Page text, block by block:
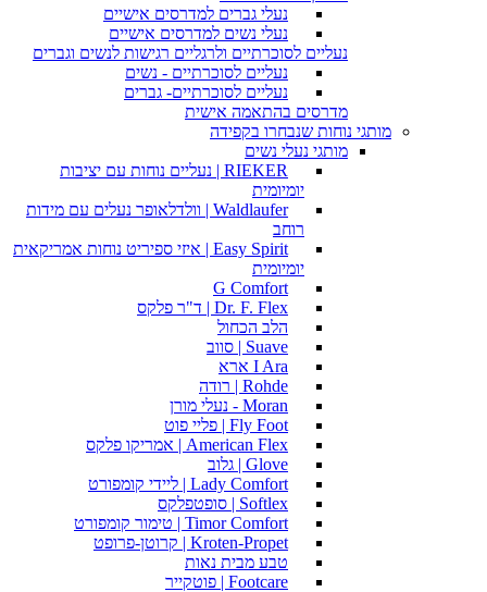
נעלי גברים למדרסים אישיים
נעלי נשים למדרסים אישיים
נעליים לסוכרתיים ולרגליים רגישות לנשים וגברים
נעליים לסוכרתיים - נשים
נעליים לסוכרתיים- גברים
מדרסים בהתאמה אישית
מותגי נוחות שנבחרו בקפידה
מותגי נעלי נשים
RIEKER | נעליים נוחות עם יציבות
יומיומית
Waldlaufer | וולדלאופר נעלים עם מידות
רוחב
Easy Spirit | איזי ספיריט נוחות אמריקאית
יומיומית
G Comfort
Dr. F. Flex | ד"ר פלקס
הלב הכחול
Suave | סווב
I Ara ארא
Rohde | רודה
Moran - נעלי מורן
Fly Foot | פליי פוט
American Flex | אמריקו פלקס
Glove | גלוב
Lady Comfort | ליידי קומפורט
Softlex | סופטפלקס
Timor Comfort | טימור קומפורט
Kroten-Propet | קרוטן-פרופט
טבע מבית נאות
Footcare | פוטקייר